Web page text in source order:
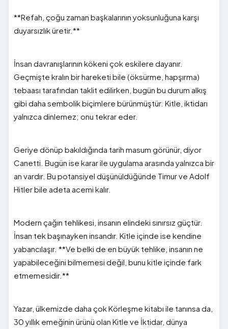
**Refah, çoğu zaman başkalarının yoksunluğuna karşı
duyarsızlık üretir.**
İnsan davranışlarının kökeni çok eskilere dayanır.
Geçmişte kralın bir hareketi bile (öksürme, hapşırma)
tebaası tarafından taklit edilirken, bugün bu durum alkış
gibi daha sembolik biçimlere bürünmüştür. Kitle, iktidarı
yalnızca dinlemez; onu tekrar eder.
Geriye dönüp bakıldığında tarih masum görünür, diyor
Canetti. Bugün ise karar ile uygulama arasında yalnızca bir
an vardır. Bu potansiyel düşünüldüğünde Timur ve Adolf
Hitler bile adeta acemi kalır.
Modern çağın tehlikesi, insanın elindeki sınırsız güçtür.
İnsan tek başınayken insandır. Kitle içinde ise kendine
yabancılaşır. **Ve belki de en büyük tehlike, insanın ne
yapabileceğini bilmemesi değil, bunu kitle içinde fark
etmemesidir.**
Yazar, ülkemizde daha çok Körleşme kitabı ile tanınsa da,
30 yıllık emeğinin ürünü olan Kitle ve İktidar, dünya